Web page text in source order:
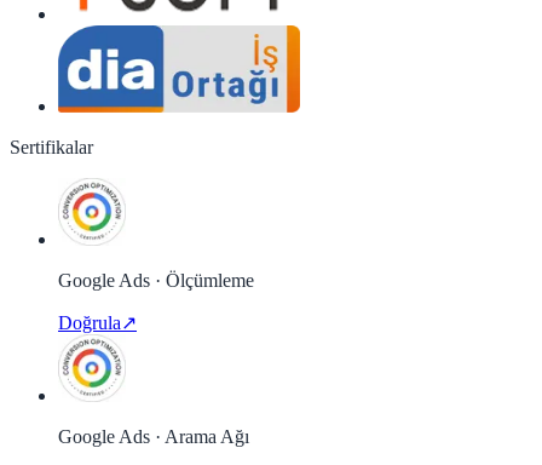
Sertifikalar
Google Ads · Ölçümleme
Doğrula↗
Google Ads · Arama Ağı